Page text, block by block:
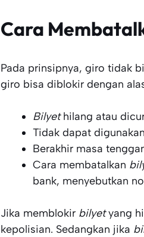
Cara
Pada prinsipnya, giro tidak
giro bisa diblokir dengan
Bilyethilang atau
Tidak dapat
Berakhir masa
Cara membatalkan
bank, menyebutkan
Jika memblokir bilyetyang
kepolisian. Sedangkan jika